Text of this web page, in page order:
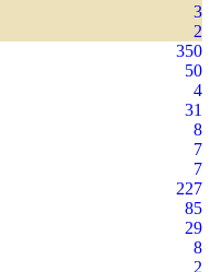
3
2
350
50
4
31
8
7
7
227
85
29
8
2